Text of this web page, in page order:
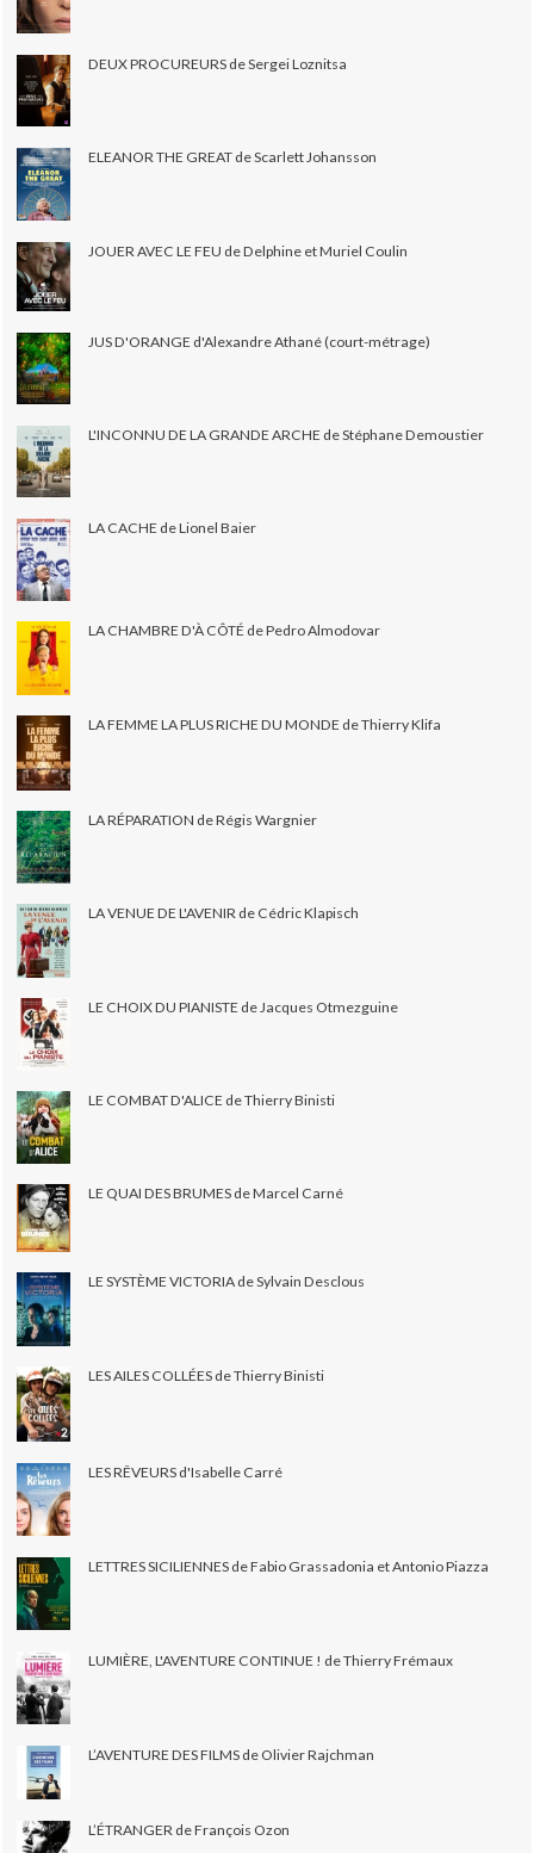
DEUX PROCUREURS de Sergei Loznitsa
ELEANOR THE GREAT de Scarlett Johansson
JOUER AVEC LE FEU de Delphine et Muriel Coulin
JUS D'ORANGE d'Alexandre Athané (court-métrage)
L'INCONNU DE LA GRANDE ARCHE de Stéphane Demoustier
LA CACHE de Lionel Baier
LA CHAMBRE D'À CÔTÉ de Pedro Almodovar
LA FEMME LA PLUS RICHE DU MONDE de Thierry Klifa
LA RÉPARATION de Régis Wargnier
LA VENUE DE L'AVENIR de Cédric Klapisch
LE CHOIX DU PIANISTE de Jacques Otmezguine
LE COMBAT D'ALICE de Thierry Binisti
LE QUAI DES BRUMES de Marcel Carné
LE SYSTÈME VICTORIA de Sylvain Desclous
LES AILES COLLÉES de Thierry Binisti
LES RÊVEURS d'Isabelle Carré
LETTRES SICILIENNES de Fabio Grassadonia et Antonio Piazza
LUMIÈRE, L'AVENTURE CONTINUE ! de Thierry Frémaux
L’AVENTURE DES FILMS de Olivier Rajchman
L’ÉTRANGER de François Ozon